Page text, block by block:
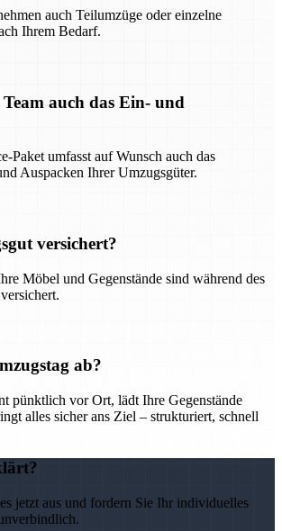
auch Teilumzüge oder einzelne
Ihrem Bedarf.
auch das Ein- und
Paket umfasst auf Wunsch auch das
Auspacken Ihrer Umzugsgüter.
versichert?
Möbel und Gegenstände sind während des
ab?
pünktlich vor Ort, lädt Ihre Gegenstände
alles sicher ans Ziel – strukturiert, schnell
jetzt aus und fordern Sie Ihr individuelles